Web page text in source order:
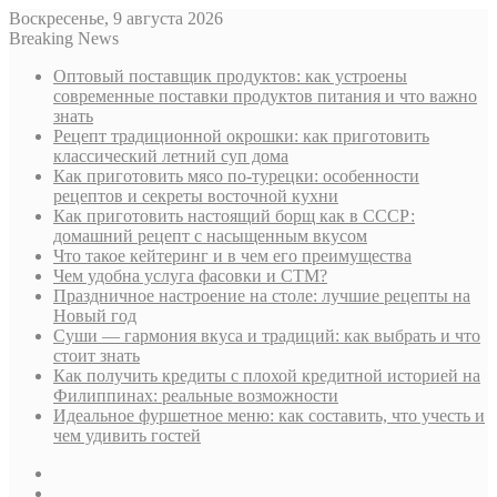
Воскресенье, 9 августа 2026
Breaking News
Оптовый поставщик продуктов: как устроены
современные поставки продуктов питания и что важно
знать
Рецепт традиционной окрошки: как приготовить
классический летний суп дома
Как приготовить мясо по-турецки: особенности
рецептов и секреты восточной кухни
Как приготовить настоящий борщ как в СССР:
домашний рецепт с насыщенным вкусом
Что такое кейтеринг и в чем его преимущества
Чем удобна услуга фасовки и СТМ?
Праздничное настроение на столе: лучшие рецепты на
Новый год
Суши — гармония вкуса и традиций: как выбрать и что
стоит знать
Как получить кредиты с плохой кредитной историей на
Филиппинах: реальные возможности
Идеальное фуршетное меню: как составить, что учесть и
чем удивить гостей